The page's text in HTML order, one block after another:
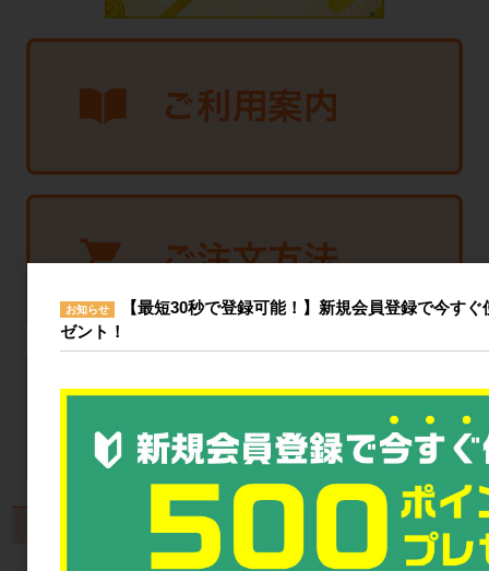
製品から探す
お知らせ
【最短30秒で登録可能！】新規会員登録で今す
ゼント！